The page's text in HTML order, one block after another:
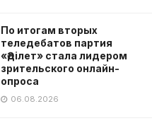
По итогам вторых
теледебатов партия
«Әділет» стала лидером
зрительского онлайн-
опроса
06.08.2026